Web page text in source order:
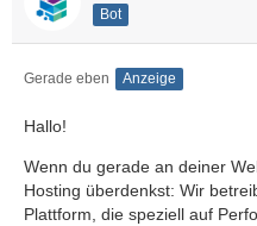
Bot
Gerade eben Anzeige
Hallo!
Wenn du gerade an deiner
Hosting überdenkst: Wir
Plattform, die speziell auf